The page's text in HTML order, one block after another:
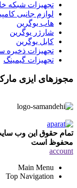
تجهیزات شبکه
لوازم جانبی
هاب یوگرین
شارژر یوگرین
کابل یوگرین
تجهیزات ذخیره
تجهیزات گیمینگ
مجوزهای ایزی
تمام حقوق این وب
محفوظ است
account
Main Menu
Top Navigation